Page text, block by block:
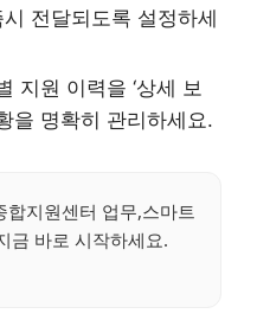
전달되도록 설정하세
지원 이력을 ‘상세 보
을 명확히 관리하세요.
합지원센터 업무,스마트
금 바로 시작하세요.